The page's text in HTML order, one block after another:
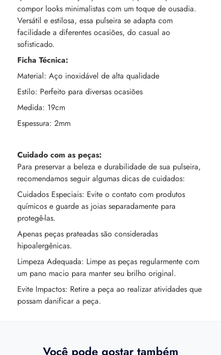
compor looks minimalistas com um toque de ousadia.
Versátil e estilosa, essa pulseira se adapta com
facilidade a diferentes ocasiões, do casual ao
sofisticado.
Ficha Técnica:
Material: Aço inoxidável de alta qualidade
Estilo: Perfeito para diversas ocasiões
Medida: 19cm
Espessura: 2mm
Cuidado com as peças:
Para preservar a beleza e durabilidade de sua pulseira,
recomendamos seguir algumas dicas de cuidados:
Cuidados Especiais: Evite o contato com produtos
químicos e guarde as joias separadamente para
protegê-las.
Apenas peças prateadas são consideradas
hipoalergênicas.
Limpeza Adequada: Limpe as peças regularmente com
um pano macio para manter seu brilho original.
Evite Impactos: Retire a peça ao realizar atividades que
possam danificar a peça.